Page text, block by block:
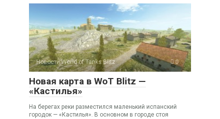
Новости World of Tanks Blitz 0
Новая карта в WoT Blitz —
«Кастилья»
На берегах реки разместился маленький испанский
городок — «Кастилья». В основном в городе стоя